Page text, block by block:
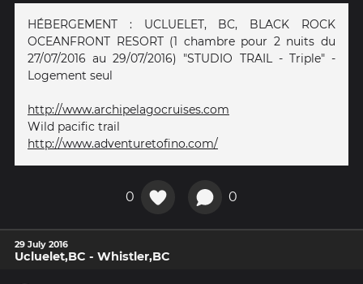
HÉBERGEMENT : UCLUELET, BC, BLACK ROCK
OCEANFRONT RESORT (1 chambre pour 2 nuits du
27/07/2016 au 29/07/2016) "STUDIO TRAIL - Triple" -
Logement seul
http://www.archipelagocruises.com
Wild pacific trail
http://www.adventuretofino.com/
0 0
29 July 2016
Ucluelet,BC - Whistler,BC